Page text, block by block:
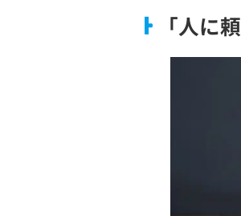
この記事
・支援
・少し
につい